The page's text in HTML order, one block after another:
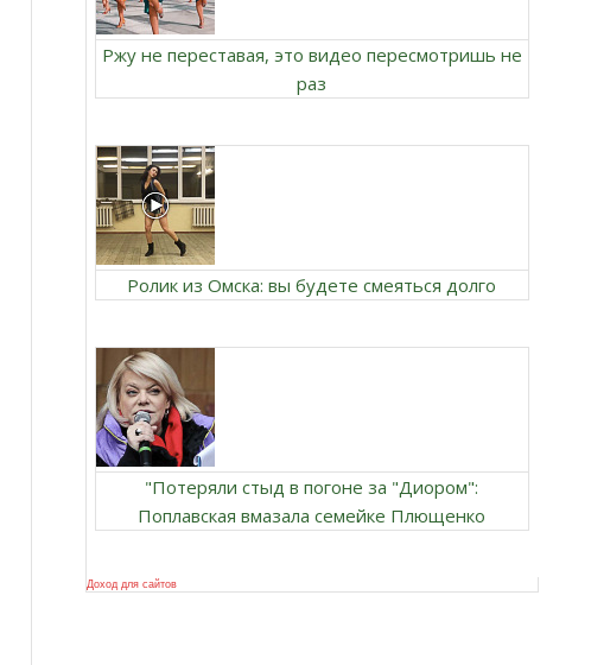
Ржу не переставая, это видео пересмотришь не
раз
Ролик из Омска: вы будете смеяться долго
"Потеряли стыд в погоне за "Диором":
Поплавская вмазала семейке Плющенко
Доход для сайтов